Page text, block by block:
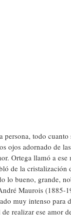
persona, todo
ojos adornado de
Ortega llamó a
de la cristalización
lo bueno, grande,
Maurois (1885-
muy intenso para
realizar ese amor